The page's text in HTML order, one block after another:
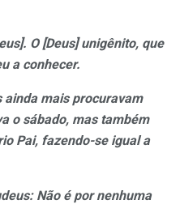
O [Deus] unigênito, que
a conhecer.
ainda mais procuravam
o sábado, mas também
Pai, fazendo-se igual a
Não é por nenhuma